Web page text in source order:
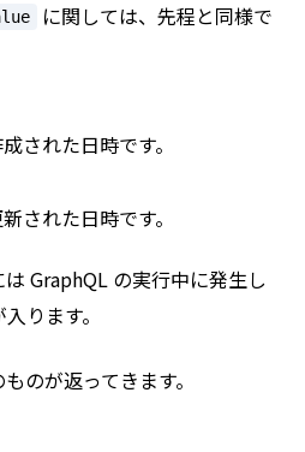
に関しては、先程と同様で
された日時です。
された日時です。
GraphQL の実行中に発生し
ります。
のが返ってきます。